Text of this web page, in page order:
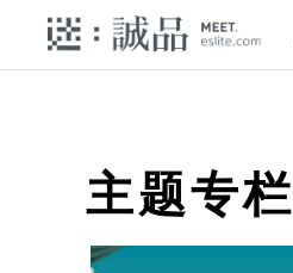
主题专栏